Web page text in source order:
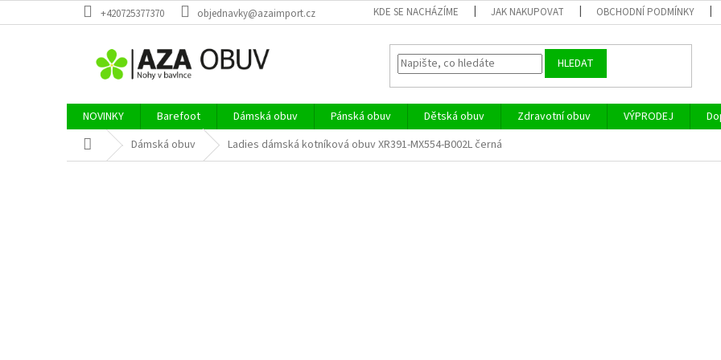
na
+420725377370 objednavky@azaimport.cz KDE SE NACHÁZÍME JAK NAKUPOVAT OBCHODNÍ PODMÍNKY
HLEDAT
NOVINKY Barefoot Dámská obuv Pánská obuv Dětská obuv Zdravotní obuv VÝPRODEJ
Domů Dámská obuv Ladies dámská kotníková obuv XR391-MX554-B002L černá